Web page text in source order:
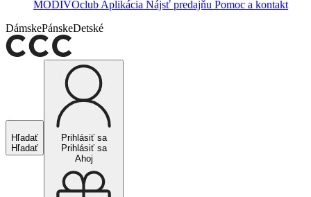
MODIVOclub Aplikácia Nájsť predajňu Pomoc a kontakt
DámskePánskeDetské
Hľadať
Hľadať
Prihlásiť sa
Prihlásiť sa
Ahoj